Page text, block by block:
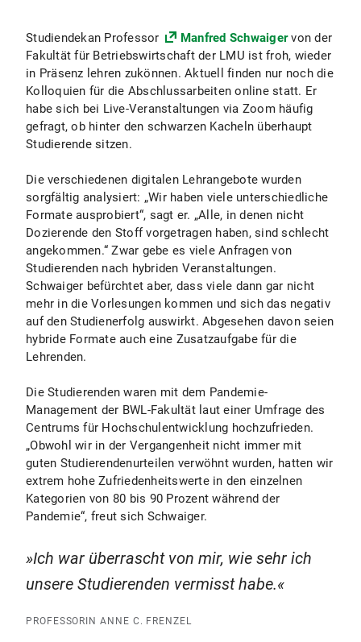
Studiendekan Professor Manfred Schwaigervon der
Fakultät für Betriebswirtschaft der LMU ist froh, wieder
in Präsenz lehren zukönnen. Aktuell finden nur noch die
Kolloquien für die Abschlussarbeiten online statt. Er
habe sich bei Live-Veranstaltungen via Zoom häufig
gefragt, ob hinter den schwarzen Kacheln überhaupt
Studierende sitzen.
Die verschiedenen digitalen Lehrangebote wurden
sorgfältig analysiert: „Wir haben viele unterschiedliche
Formate ausprobiert“, sagt er. „Alle, in denen nicht
Dozierende den Stoff vorgetragen haben, sind schlecht
angekommen.“ Zwar gebe es viele Anfragen von
Studierenden nach hybriden Veranstaltungen.
Schwaiger befürchtet aber, dass viele dann gar nicht
mehr in die Vorlesungen kommen und sich das negativ
auf den Studienerfolg auswirkt. Abgesehen davon seien
hybride Formate auch eine Zusatzaufgabe für die
Lehrenden.
Die Studierenden waren mit dem Pandemie-
Management der BWL-Fakultät laut einer Umfrage des
Centrums für Hochschulentwicklung hochzufrieden.
„Obwohl wir in der Vergangenheit nicht immer mit
guten Studierendenurteilen verwöhnt wurden, hatten wir
extrem hohe Zufriedenheitswerte in den einzelnen
Kategorien von 80 bis 90 Prozent während der
Pandemie“, freut sich Schwaiger.
Ich war überrascht von mir, wie sehr ich
unsere Studierenden vermisst habe.
PROFESSORIN ANNE C. FRENZEL